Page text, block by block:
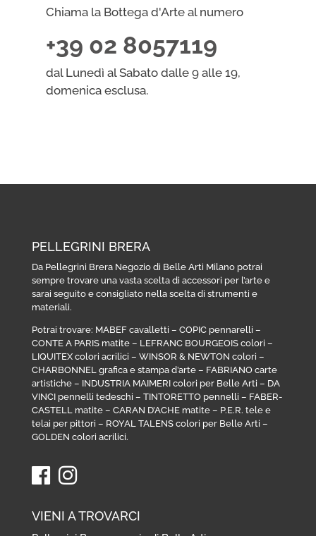
Chiama la Bottega d'Arte al numero
+39 02 8057119
dal Lunedì al Sabato dalle 9 alle 19,
domenica esclusa.
PELLEGRINI BRERA
Da Pellegrini Brera Negozio di Belle Arti Milano potrai
sempre trovare una vasta scelta di accessori per l’arte e
sarai seguito e consigliato nella scelta di strumenti e
materiali.
Potrai trovare: MABEF cavalletti – COPIC pennarelli –
CONTE A PARIS matite– LEFRANC BOURGEOIS colori –
LIQUITEX colori acrilici – WINSOR & NEWTON colori –
CHARBONNEL grafica e stampa d’arte– FABRIANO carte
artistiche– INDUSTRIA MAIMERI colori per Belle Arti – DA
VINCI pennelli tedeschi – TINTORETTO pennelli – FABER-
CASTELL matite– CARAN D’ACHE matite– P.E.R. tele e
telai per pittori – ROYAL TALENS colori per Belle Arti –
GOLDEN colori acrilici.
VIENI A TROVARCI